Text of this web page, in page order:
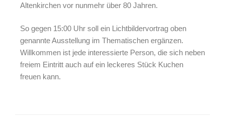
Altenkirchen vor nunmehr über 80 Jahren.
So gegen 15:00 Uhr soll ein Lichtbildervortrag oben
genannte Ausstellung im Thematischen ergänzen.
Willkommen ist jede interessierte Person, die sich neben
freiem Eintritt auch auf ein leckeres Stück Kuchen
freuen kann.